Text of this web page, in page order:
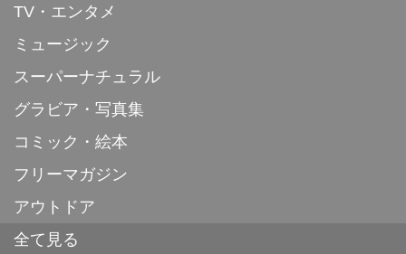
TV・エンタメ
ミュージック
スーパーナチュラル
グラビア・写真集
コミック・絵本
フリーマガジン
アウトドア
全て見る